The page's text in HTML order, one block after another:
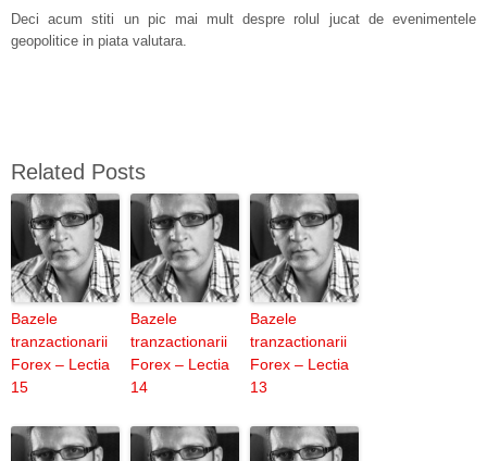
Deci acum stiti un pic mai mult despre rolul jucat de evenimentele
geopolitice in piata valutara.
Related Posts
Bazele
tranzactionarii
Forex – Lectia
15
Bazele
tranzactionarii
Forex – Lectia
14
Bazele
tranzactionarii
Forex – Lectia
13